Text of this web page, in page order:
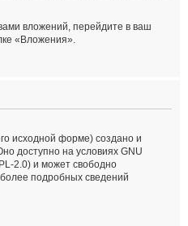
вложений, перейдите в ваш
«Вложения».
исходной форме) создано и
доступно на условиях GNU
2.0) и может свободно
подробных сведений